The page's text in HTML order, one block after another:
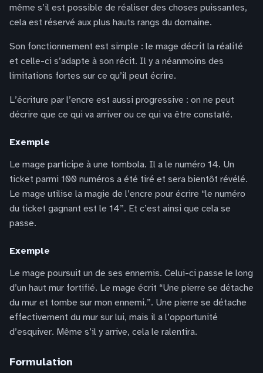
même s’il est possible de réaliser des choses puissantes,
cela est réservé aux plus hauts rangs du domaine.
Son fonctionnement est simple : le mage décrit la réalité
et celle-ci s’adapte à son récit. Il y a néanmoins des
limitations fortes sur ce qu’il peut écrire.
L’écriture par l’encre est aussi progressive : on ne peut
décrire que ce qui va arriver ou ce qui va être constaté.
Exemple
Le mage participe à une tombola. Il a le numéro 14. Un
ticket parmi 100 numéros a été tiré et sera bientôt révélé.
Le mage utilise la magie de l’encre pour écrire “le numéro
du ticket gagnant est le 14”. Et c’est ainsi que cela se
passe.
Exemple
Le mage poursuit un de ses ennemis. Celui-ci passe le long
d’un haut mur fortifié. Le mage écrit “Une pierre se détache
du mur et tombe sur mon ennemi.”. Une pierre se détache
effectivement du mur sur lui, mais il a l’opportunité
d’esquiver. Même s’il y arrive, cela le ralentira.
Formulation